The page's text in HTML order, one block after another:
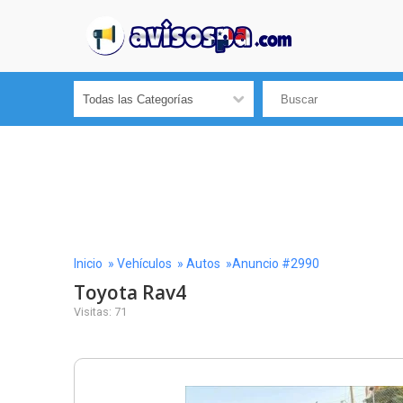
Inicio » Vehículos » Autos »Anuncio #2990
Toyota Rav4
Visitas: 71